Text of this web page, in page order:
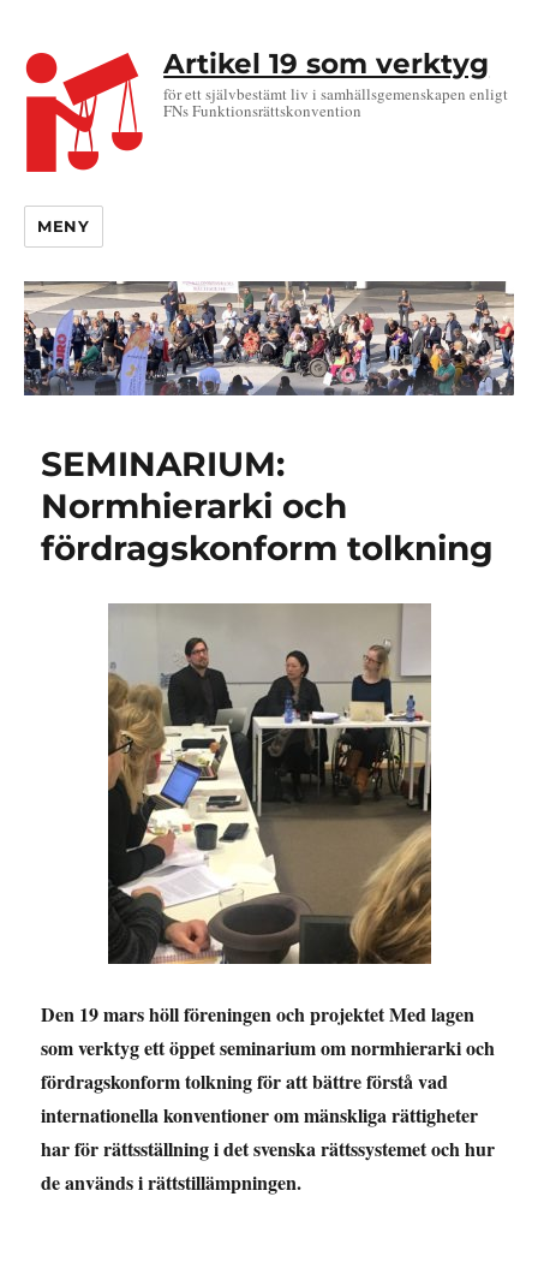
Artikel 19 som verktyg
för ett självbestämt liv i samhällsgemenskapen enligt
FNs Funktionsrättskonvention
MENY
SEMINARIUM:
Normhierarki och
fördragskonform tolkning
Den 19 mars höll föreningen och projektet Med lagen
som verktyg ett öppet seminarium om normhierarki och
fördragskonform tolkning för att bättre förstå vad
internationella konventioner om mänskliga rättigheter
har för rättsställning i det svenska rättssystemet och hur
de används i rättstillämpningen.